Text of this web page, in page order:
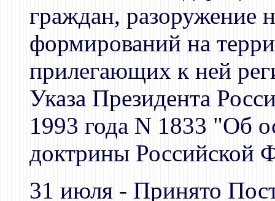
граждан, разоружение
формирований на
прилегающих к ней
Указа Президента
1993 года N 1833 "Об
доктрины Российской
31 июля - Принято